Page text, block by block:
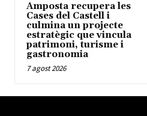
Amposta recupera les
Cases del Castell i
culmina un projecte
estratègic que vincula
patrimoni, turisme i
gastronomia
7 agost 2026